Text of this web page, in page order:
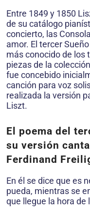
Entre 1849 y 1850
de su catálogo
concierto, las
amor. El tercer
más conocido de los
piezas de la
fue concebido
canción para voz
realizada la versión
Liszt.
El poema del
su versión
Ferdinand
En él se dice que es
pueda, mientras se
que llegue la hora